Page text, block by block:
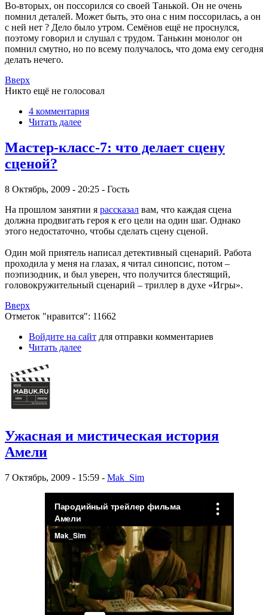
Во-вторых, он поссорился со своей Танькой. Он не очень
помнил деталей. Может быть, это она с ним поссорилась, а он
с ней нет ? Дело было утром. Семёнов ещё не проснулся,
поэтому говорил и слушал с трудом. Танькин монолог он
помнил смутно, но по всему получалось, что дома ему сегодня
делать нечего.
Вверх
Никто ещё не голосовал
4 комментария
Читать далее
Мастер-класс-7: что делает сцену
сценой?
8 Октябрь, 2009 - 20:25 - Гость
На прошлом занятии я рассказал вам, что каждая сцена
должна продвигать героя к его цели на один шаг. Однако
этого недостаточно, чтобы сделать сцену сценой.
Один мой приятель написал детективный сценарий. Работа
проходила у меня на глазах, я читал синопсис, потом –
поэпизодник, и был уверен, что получится блестящий,
головокружительный сценарий – триллер в духе «Игры».
Вверх
Отметок "нравится": 11662
Войдите на сайт для отправки комментариев
Читать далее
Ужасная и мистическая история
Амели
7 Октябрь, 2009 - 15:59 - Mak_Sim